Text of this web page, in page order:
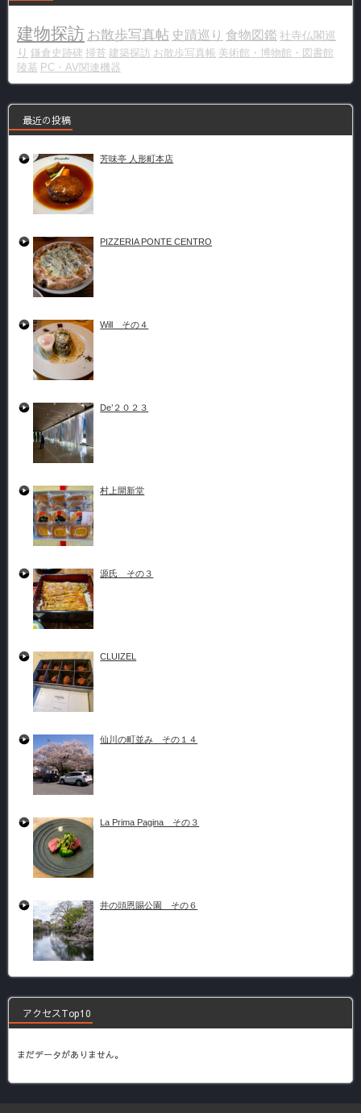
建物探訪 お散歩写真帖 史蹟巡り 食物図鑑 社寺仏閣巡
り 鎌倉史跡碑 掃苔 建築探訪 お散歩写真帳 美術館・博物館・図書館
陵墓 PC・AV関連機器
最近の投稿
芳味亭 人形町本店
PIZZERIA PONTE CENTRO
Will その４
De’２０２３
村上開新堂
源氏 その３
CLUIZEL
仙川の町並み その１４
La Prima Pagina その３
井の頭恩賜公園 その６
アクセスTop10
まだデータがありません。